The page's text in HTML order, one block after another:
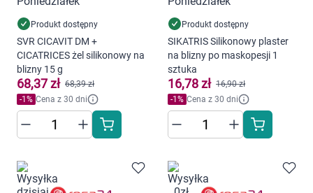
Produkt dostępny
SVR CICAVIT DM +
CICATRICES żel silikonowy na
blizny 15 g
68,37 zł 68,39 zł
-1 % Cena z 30 dni
Produkt dostępny
SIKATRIS Silikonowy plaster
na blizny po maskopesji 1
sztuka
16,78 zł 16,90 zł
-1 % Cena z 30 dni